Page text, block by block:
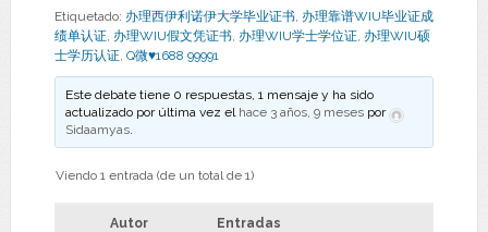
Etiquetado: 办理西伊利诺伊大学毕业证书, 办理靠谱WIU毕业证成
绩单认证, 办理WIU假文凭证书, 办理WIU学士学位证, 办理WIU硕
士学历认证, Q微♥1688 99991
Este debate tiene 0 respuestas, 1 mensaje y ha sido
actualizado por última vez el hace 3 años, 9 meses por
Sidaamyas.
Viendo 1 entrada (de un total de 1)
Autor Entradas